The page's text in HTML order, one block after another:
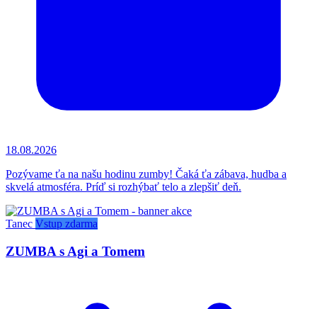
18.08.2026
Pozývame ťa na našu hodinu zumby! Čaká ťa zábava, hudba a
skvelá atmosféra. Príď si rozhýbať telo a zlepšiť deň.
Tanec Vstup zdarma
ZUMBA s Agi a Tomem